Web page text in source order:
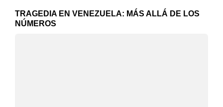
TRAGEDIA EN VENEZUELA: MÁS ALLÁ DE LOS
NÚMEROS